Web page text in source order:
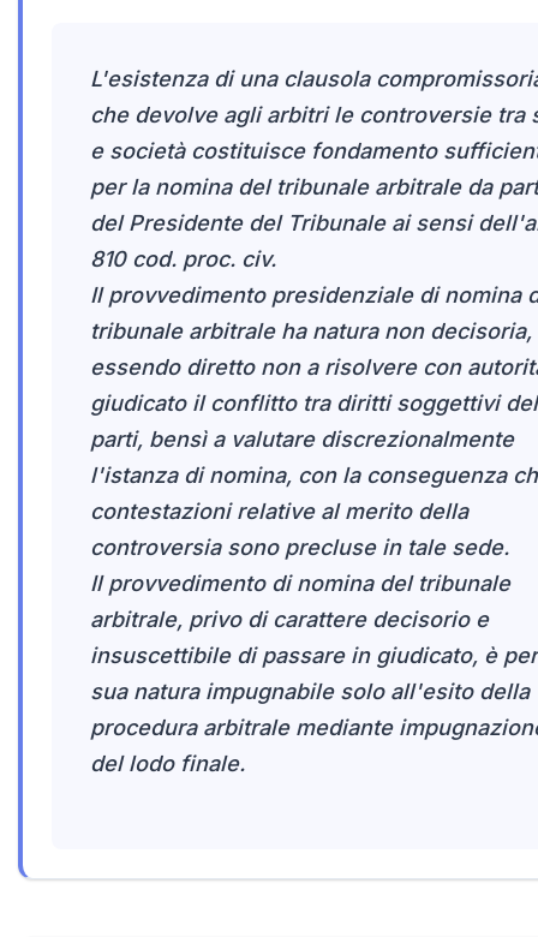
L'esistenza di una clausola
che devolve agli arbitri le controversie tra
e società costituisce fondamento
per la nomina del tribunale arbitrale da
del Presidente del Tribunale ai sensi
810 cod. proc. civ.
Il provvedimento presidenziale di nomina
tribunale arbitrale ha natura non decisoria,
essendo diretto non a risolvere con
giudicato il conflitto tra diritti soggettivi
parti, bensì a valutare discrezionalmente
l'istanza di nomina, con la conseguenza
contestazioni relative al merito della
controversia sono precluse in tale sede.
Il provvedimento di nomina del tribunale
arbitrale, privo di carattere decisorio e
insuscettibile di passare in giudicato, è per
sua natura impugnabile solo all'esito della
procedura arbitrale mediante
del lodo finale.